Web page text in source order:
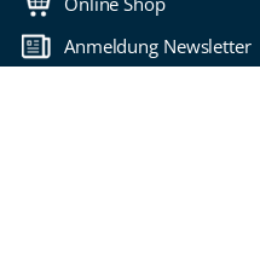
Anmeldung Newsletter